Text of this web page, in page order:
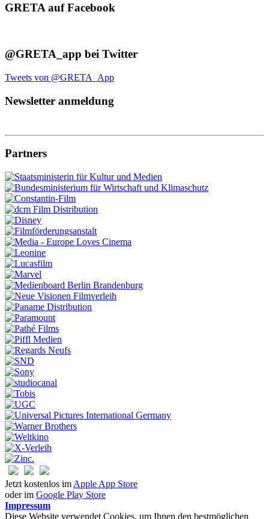
GRETA auf Facebook
@GRETA_app bei Twitter
Tweets von @GRETA_App
Newsletter anmeldung
Partners
Jetzt kostenlos im Apple App Store
oder im Google Play Store
Impressum
Diese Website verwendet Cookies, um Ihnen den bestmöglichen